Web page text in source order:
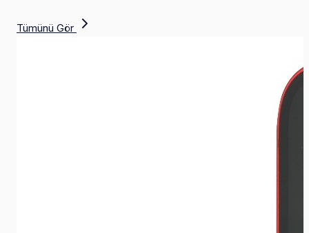
Tümünü Gör